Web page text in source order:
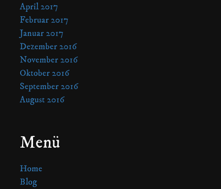
April 2017
Februar 2017
Januar 2017
Dezember 2016
November 2016
Oktober 2016
September 2016
August 2016
Menü
Home
Blog